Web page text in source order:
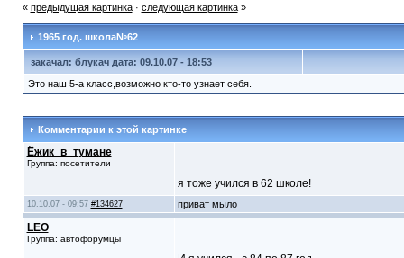
« предыдущая картинка· следующая картинка»
1965 год. школа№62
закачал: блукачдата: 09.10.07 - 18:53
Это наш 5-а класс,возможно кто-то узнает себя.
Комментарии к этой картинке
Ёжик_в_тумане
Группа: посетители
я тоже учился в 62 школе!
10.10.07 - 09:57 #134627 приват мыло
LEO
Группа: автофорумцы